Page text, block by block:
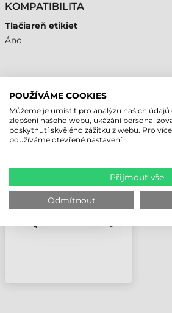
KOMPATIBILITA
Tlačiareň etikiet
Áno
NAPOSLEDY PROHLÍŽENÉ
BROTHER GUMOVÝ
POUŽÍVÁME COOKIES
Můžeme je umístit pro analýzu našich
zlepšení našeho webu, ukázání
poskytnutí skvělého zážitku z webu. Pro
používáme otevřené nastavení.
Přijmout vše
Odmítnout